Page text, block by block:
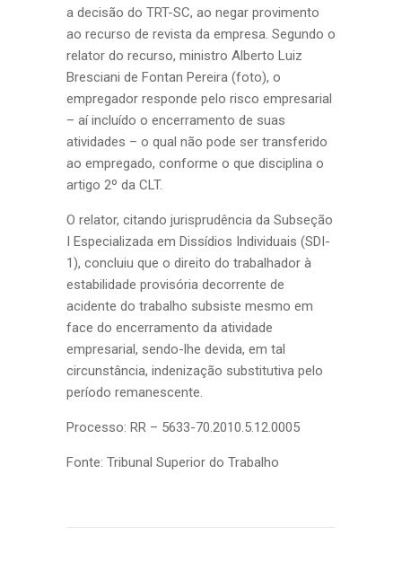
a decisão do TRT-SC, ao negar provimento
ao recurso de revista da empresa. Segundo o
relator do recurso, ministro Alberto Luiz
Bresciani de Fontan Pereira (foto), o
empregador responde pelo risco empresarial
– aí incluído o encerramento de suas
atividades – o qual não pode ser transferido
ao empregado, conforme o que disciplina o
artigo 2º da CLT.
O relator, citando jurisprudência da Subseção
I Especializada em Dissídios Individuais (SDI-
1), concluiu que o direito do trabalhador à
estabilidade provisória decorrente de
acidente do trabalho subsiste mesmo em
face do encerramento da atividade
empresarial, sendo-lhe devida, em tal
circunstância, indenização substitutiva pelo
período remanescente.
Processo: RR – 5633-70.2010.5.12.0005
Fonte: Tribunal Superior do Trabalho